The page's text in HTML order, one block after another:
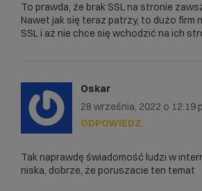
To prawda, że brak SSL na stronie
Nawet jak się teraz patrzy, to dużo firm
SSL i aż nie chce się wchodzić na ich
Oskar
28 września, 2022 o 12:19
Tak naprawdę świadomość ludzi w
niska, dobrze, że poruszacie ten temat
ODPOWIEDZ